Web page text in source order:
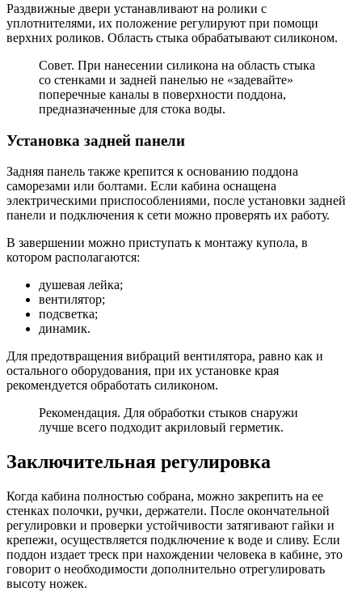
Раздвижные двери устанавливают на ролики с
уплотнителями, их положение регулируют при помощи
верхних роликов. Область стыка обрабатывают силиконом.
Совет. При нанесении силикона на область стыка
со стенками и задней панелью не «задевайте»
поперечные каналы в поверхности поддона,
предназначенные для стока воды.
Установка задней панели
Задняя панель также крепится к основанию поддона
саморезами или болтами. Если кабина оснащена
электрическими приспособлениями, после установки задней
панели и подключения к сети можно проверять их работу.
В завершении можно приступать к монтажу купола, в
котором располагаются:
душевая лейка;
вентилятор;
подсветка;
динамик.
Для предотвращения вибраций вентилятора, равно как и
остального оборудования, при их установке края
рекомендуется обработать силиконом.
Рекомендация. Для обработки стыков снаружи
лучше всего подходит акриловый герметик.
Заключительная регулировка
Когда кабина полностью собрана, можно закрепить на ее
стенках полочки, ручки, держатели. После окончательной
регулировки и проверки устойчивости затягивают гайки и
крепежи, осуществляется подключение к воде и сливу. Если
поддон издает треск при нахождении человека в кабине, это
говорит о необходимости дополнительно отрегулировать
высоту ножек.